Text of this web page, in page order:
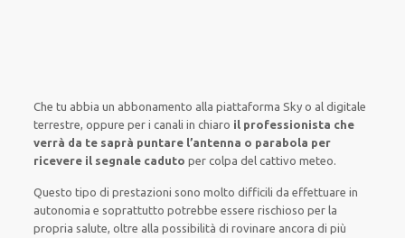
Che tu abbia un abbonamento alla piattaforma Sky o al digitale
terrestre, oppure per i canaliin chiaro il professionista che
verrà da te saprà puntare l’antenna o parabola per
ricevere il segnale caduto per colpa del cattivo meteo.
Questo tipo diprestazioni sono molto difficili daeffettuare in
autonomiae soprattutto potrebbeessere rischioso per la
propria salute, oltre alla possibilità dirovinare ancora di più